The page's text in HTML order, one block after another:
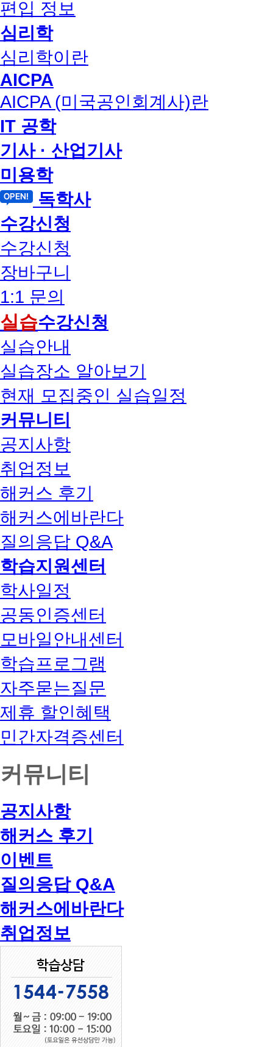
편입 정보
심리학
심리학이란
AICPA
AICPA (미국공인회계사)란
IT 공학
기사 · 산업기사
미용학
독학사
수강신청
수강신청
장바구니
1:1 문의
실습수강신청
실습안내
실습장소 알아보기
현재 모집중인 실습일정
커뮤니티
공지사항
취업정보
해커스 후기
해커스에바란다
질의응답 Q&A
학습지원센터
학사일정
공동인증센터
모바일안내센터
학습프로그램
자주묻는질문
제휴 할인혜택
민간자격증센터
커뮤니티
공지사항
해커스 후기
이벤트
질의응답 Q&A
해커스에바란다
취업정보